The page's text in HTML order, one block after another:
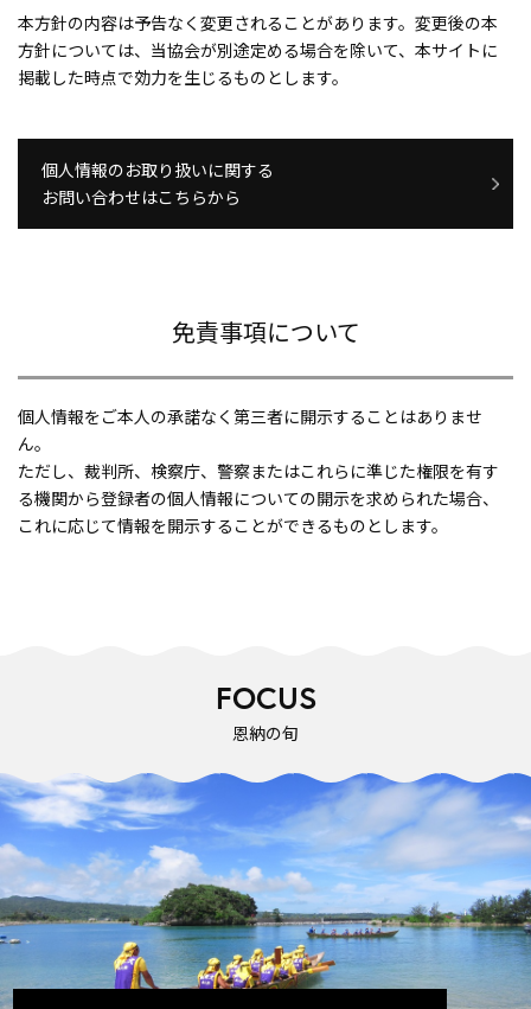
本方針の内容は予告なく変更されることがあります。変更後の本
方針については、当協会が別途定める場合を除いて、本サイトに
掲載した時点で効力を生じるものとします。
個人情報のお取り扱いに関する
お問い合わせはこちらから
免責事項について
個人情報をご本人の承諾なく第三者に開示することはありませ
ん。
ただし、裁判所、検察庁、警察またはこれらに準じた権限を有す
る機関から登録者の個人情報についての開示を求められた場合、
これに応じて情報を開示することができるものとします。
FOCUS
恩納の旬